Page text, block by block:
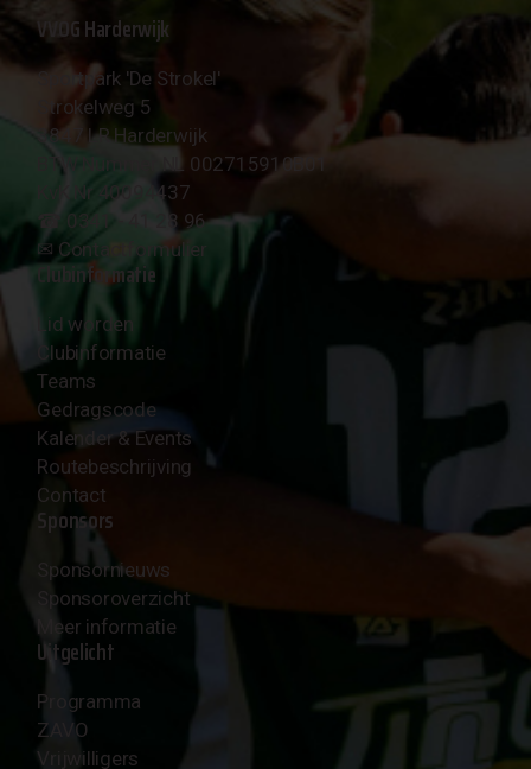
VVOG Harderwijk
Sportpark 'De Strokel'
Strokelweg 5
3847 LR Harderwijk
BTW Nummer NL 002715910B01
KvK Nr 40094437
☎︎ 0341 - 41 28 96
✉︎ Contactformulier
Clubinformatie
Lid worden
Clubinformatie
Teams
Gedragscode
Kalender & Events
Routebeschrijving
Contact
Sponsors
Sponsornieuws
Sponsoroverzicht
Meer informatie
Uitgelicht
Programma
ZAVO
Vrijwilligers